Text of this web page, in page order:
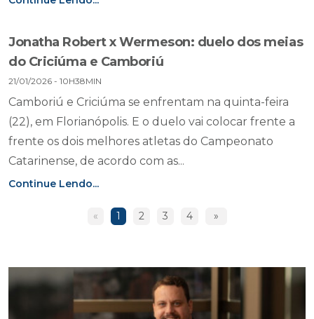
Jonatha Robert x Wermeson: duelo dos meias
do Criciúma e Camboriú
21/01/2026 - 10H38MIN
Camboriú e Criciúma se enfrentam na quinta-feira
(22), em Florianópolis. E o duelo vai colocar frente a
frente os dois melhores atletas do Campeonato
Catarinense, de acordo com as...
Continue Lendo...
« 1 2 3 4 »